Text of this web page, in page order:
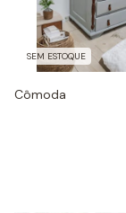
SEM ESTOQUE
Cômoda